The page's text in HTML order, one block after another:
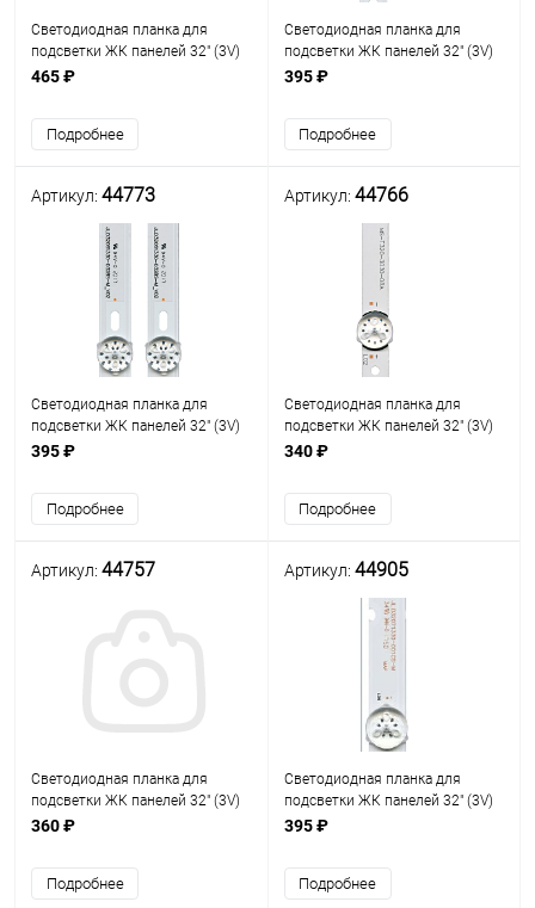
Светодиодная планка для
подсветки ЖК панелей 32" (3V)
(5линз) V8DN-320SM0-R1
465 ₽
Подробнее
Светодиодная планка для
подсветки ЖК панелей 32" (3V)
(5линз) JL.D32051330-140BS-M
395 ₽
Подробнее
Артикул: 44773
Светодиодная планка для
подсветки ЖК панелей 32" (3V)
(6линз) JL.D32061330-032BS-M
395 ₽
Подробнее
Артикул: 44766
Светодиодная планка для
подсветки ЖК панелей 32" (3V)
(6линз) MS-T320-3030-08A (575
340 ₽
Подробнее
Артикул: 44757
Светодиодная планка для
подсветки ЖК панелей 32" (3V)
(7линз) JL.D32071235-334AS-M
вольтовые светодиоды)
360 ₽
Подробнее
Артикул: 44905
Светодиодная планка для
подсветки ЖК панелей 32" (3V)
(7линз) JL.D32071330-001CS-M
395 ₽
Подробнее